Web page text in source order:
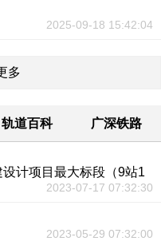
2025-09-18 15:42:04
多
轨道百科 广深铁路
计项目最大标段（9站1
2023-07-17 07:32:30
2023-05-29 07:32:00